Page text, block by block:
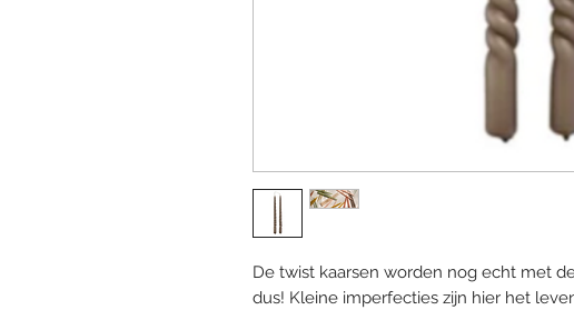
De twist kaarsen worden nog echt met
dus! Kleine imperfecties zijn hier het